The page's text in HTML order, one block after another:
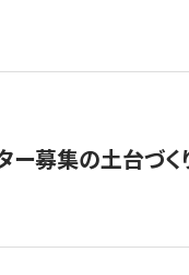
ー募集の土台づ